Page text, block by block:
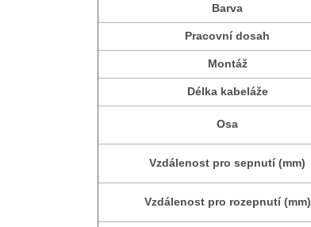
Barva
Pracovní dosah
Montáž
Délka kabeláže
Osa
Vzdálenost pro sepnutí (mm)
Vzdálenost pro rozepnutí (mm)